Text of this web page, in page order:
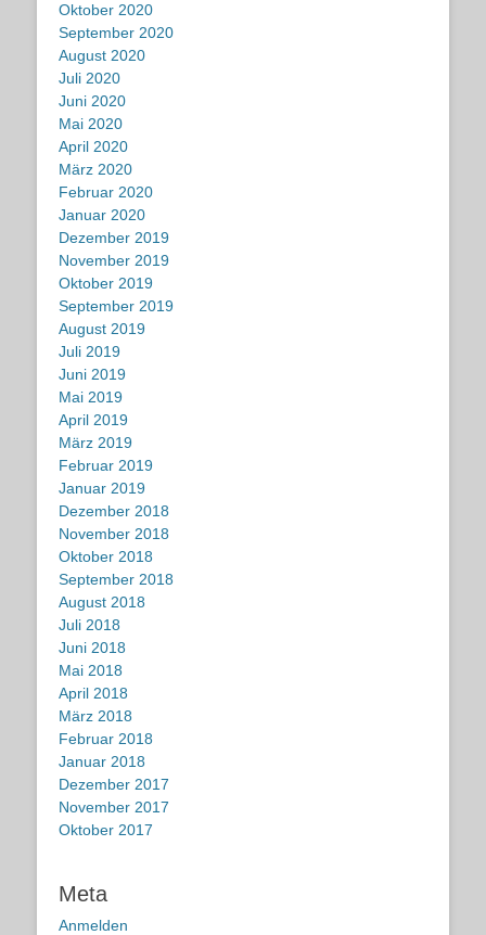
Oktober 2020
September 2020
August 2020
Juli 2020
Juni 2020
Mai 2020
April 2020
März 2020
Februar 2020
Januar 2020
Dezember 2019
November 2019
Oktober 2019
September 2019
August 2019
Juli 2019
Juni 2019
Mai 2019
April 2019
März 2019
Februar 2019
Januar 2019
Dezember 2018
November 2018
Oktober 2018
September 2018
August 2018
Juli 2018
Juni 2018
Mai 2018
April 2018
März 2018
Februar 2018
Januar 2018
Dezember 2017
November 2017
Oktober 2017
Meta
Anmelden